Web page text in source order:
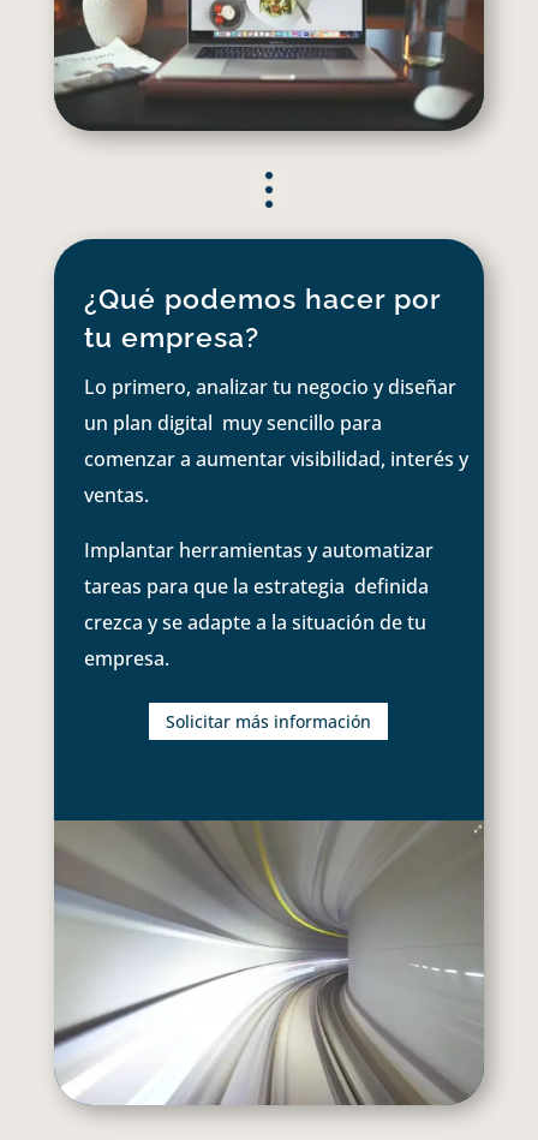
¿Qué podemos hacer por
tu empresa?
Lo primero, analizar tu negocio y diseñar
un plan digital muy sencillo para
comenzar a aumentar visibilidad, interés y
ventas.
Implantar herramientas y automatizar
tareas para que la estrategia definida
crezca y se adapte a la situación de tu
empresa.
Solicitar más información